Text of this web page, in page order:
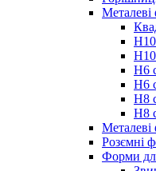
Н10
Н6
Н6
Н8
Н8
Металеві
Розємні
Форми